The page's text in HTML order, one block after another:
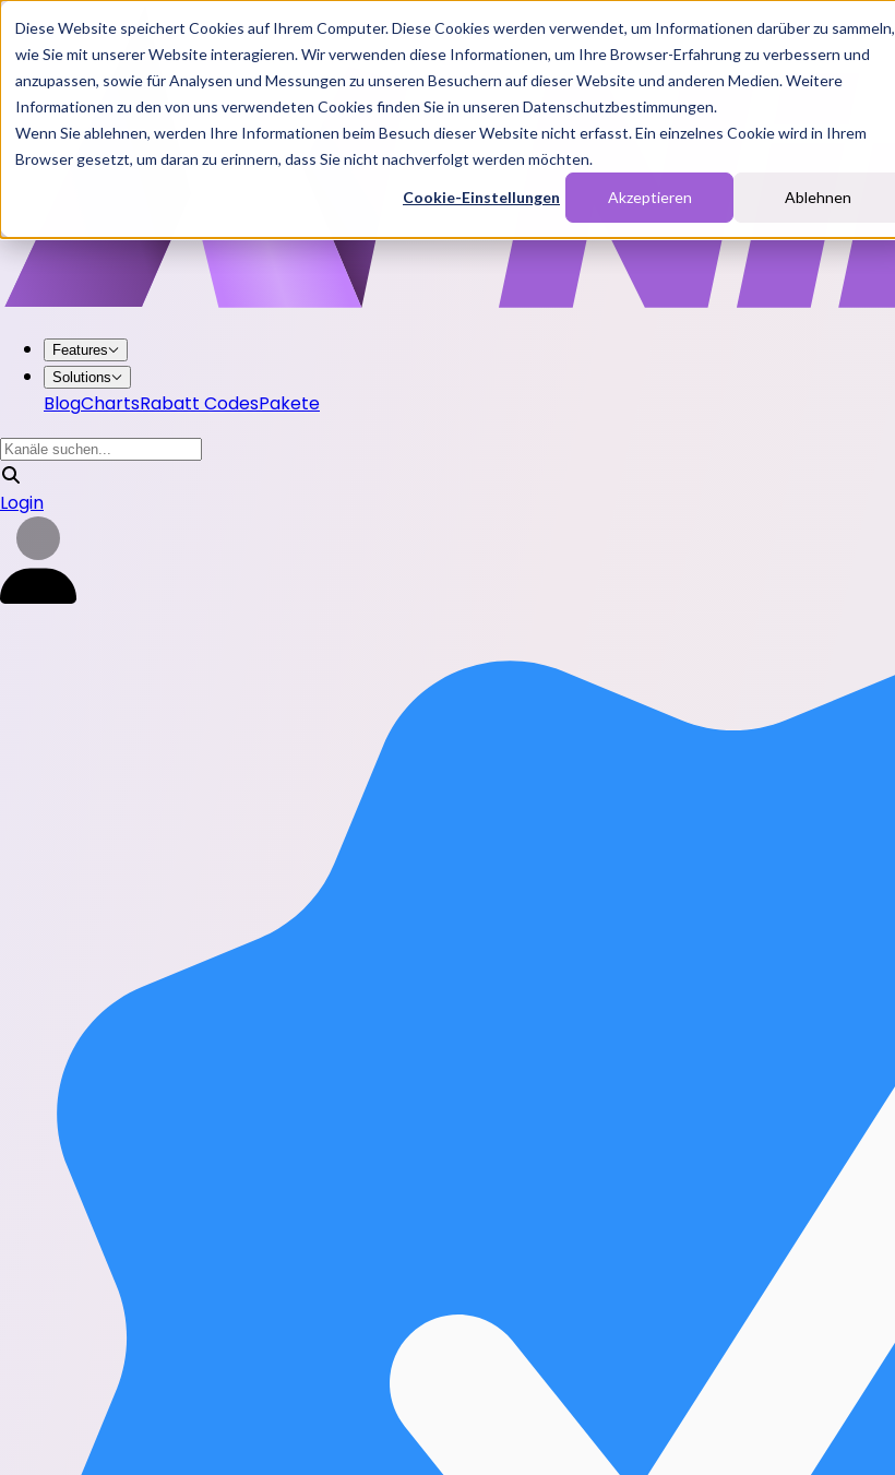
Diese Website speichert Cookies auf Ihrem Computer. Diese Cookies werden verwendet, um Informationen darüber zu sammeln,
wie Sie mit unserer Website interagieren. Wir verwenden diese Informationen, um Ihre Browser-Erfahrung zu verbessern und
anzupassen, sowie für Analysen und Messungen zu unseren Besuchern auf dieser Website und anderen Medien. Weitere
Informationen zu den von uns verwendeten Cookies finden Sie in unseren Datenschutzbestimmungen.
Wenn Sie ablehnen, werden Ihre Informationen beim Besuch dieser Website nicht erfasst. Ein einzelnes Cookie wird in Ihrem
Browser gesetzt, um daran zu erinnern, dass Sie nicht nachverfolgt werden möchten.
Cookie-Einstellungen Akzeptieren Ablehnen
Features
Solutions
BlogChartsRabatt CodesPakete
Login